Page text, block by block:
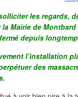
les regards,
la Mairie de
depuis
l’installation
des